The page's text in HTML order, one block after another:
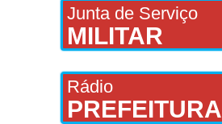
Junta de Serviço
MILITAR
Rádio
PREFEITURA